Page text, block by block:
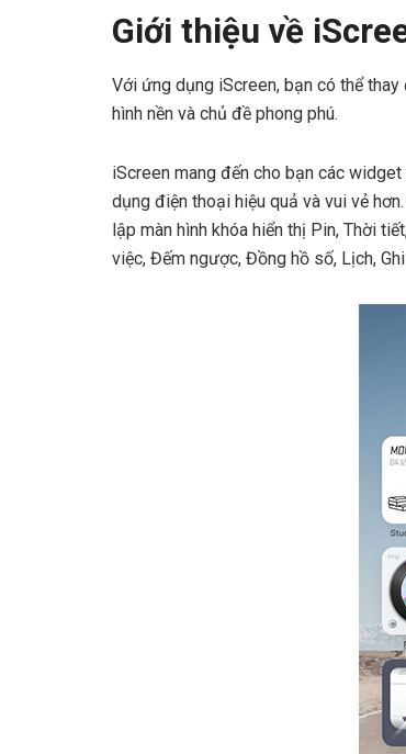
Giới thiệu về
Với ứng dụng iScreen, bạn có thể
hình nền và chủ đề phong phú.
iScreen mang đến cho bạn các
dụng điện thoại hiệu quả và vui vẻ
lập màn hình khóa hiển thị Pin, Thời
việc, Đếm ngược, Đồng hồ số, Lịch,